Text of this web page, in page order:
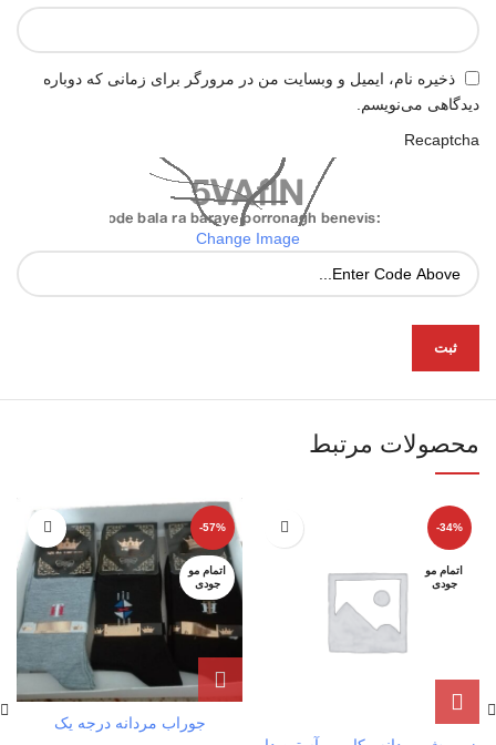
ذخیره نام، ایمیل و وبسایت من در مرورگر برای زمانی که دوباره
دیدگاهی می‌نویسم.
Recaptcha
Change Image
محصولات مرتبط
-34%
اتمام مو
جودی
-57%
اتمام مو
جودی
جوراب مردانه درجه یک